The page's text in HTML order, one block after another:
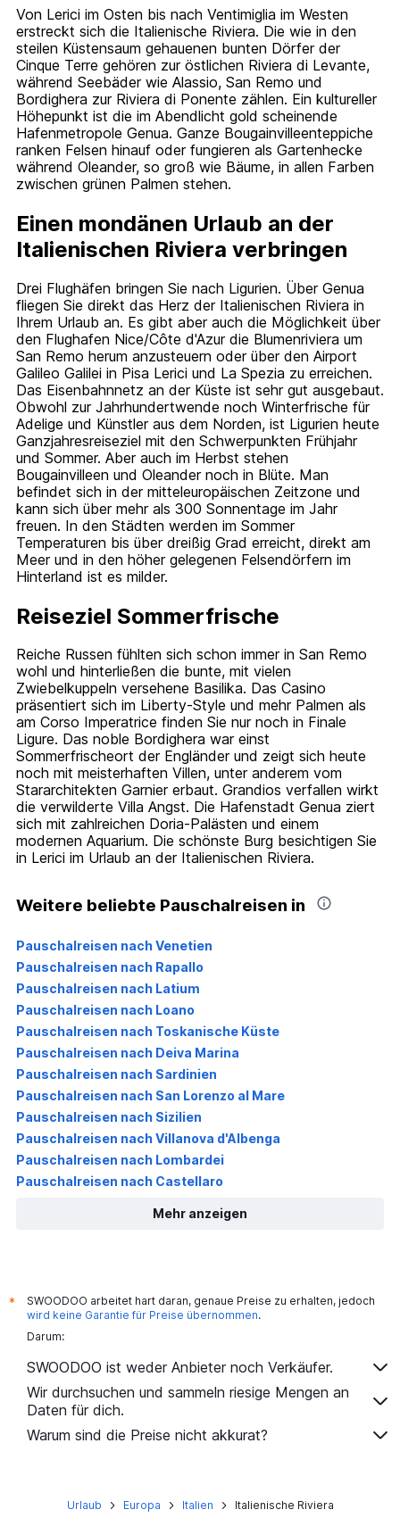
Von Lerici im Osten bis nach Ventimiglia im Westen
erstreckt sich die Italienische Riviera. Die wie in den
steilen Küstensaum gehauenen bunten Dörfer der
Cinque Terre gehören zur östlichen Riviera di Levante,
während Seebäder wie Alassio, San Remo und
Bordighera zur Riviera di Ponente zählen. Ein kultureller
Höhepunkt ist die im Abendlicht gold scheinende
Hafenmetropole Genua. Ganze Bougainvilleenteppiche
ranken Felsen hinauf oder fungieren als Gartenhecke
während Oleander, so groß wie Bäume, in allen Farben
zwischen grünen Palmen stehen.
Einen mondänen Urlaub an der
Italienischen Riviera verbringen
Drei Flughäfen bringen Sie nach Ligurien. Über Genua
fliegen Sie direkt das Herz der Italienischen Riviera in
Ihrem Urlaub an. Es gibt aber auch die Möglichkeit über
den Flughafen Nice/Côte d'Azur die Blumenriviera um
San Remo herum anzusteuern oder über den Airport
Galileo Galilei in Pisa Lerici und La Spezia zu erreichen.
Das Eisenbahnnetz an der Küste ist sehr gut ausgebaut.
Obwohl zur Jahrhundertwende noch Winterfrische für
Adelige und Künstler aus dem Norden, ist Ligurien heute
Ganzjahresreiseziel mit den Schwerpunkten Frühjahr
und Sommer. Aber auch im Herbst stehen
Bougainvilleen und Oleander noch in Blüte. Man
befindet sich in der mitteleuropäischen Zeitzone und
kann sich über mehr als 300 Sonnentage im Jahr
freuen. In den Städten werden im Sommer
Temperaturen bis über dreißig Grad erreicht, direkt am
Meer und in den höher gelegenen Felsendörfern im
Hinterland ist es milder.
Reiseziel Sommerfrische
Reiche Russen fühlten sich schon immer in San Remo
wohl und hinterließen die bunte, mit vielen
Zwiebelkuppeln versehene Basilika. Das Casino
präsentiert sich im Liberty-Style und mehr Palmen als
am Corso Imperatrice finden Sie nur noch in Finale
Ligure. Das noble Bordighera war einst
Sommerfrischeort der Engländer und zeigt sich heute
noch mit meisterhaften Villen, unter anderem vom
Stararchitekten Garnier erbaut. Grandios verfallen wirkt
die verwilderte Villa Angst. Die Hafenstadt Genua ziert
sich mit zahlreichen Doria-Palästen und einem
modernen Aquarium. Die schönste Burg besichtigen Sie
in Lerici im Urlaub an der Italienischen Riviera.
Weitere beliebte Pauschalreisen in
Pauschalreisen nach Venetien
Pauschalreisen nach Rapallo
Pauschalreisen nach Latium
Pauschalreisen nach Loano
Pauschalreisen nach Toskanische Küste
Pauschalreisen nach Deiva Marina
Pauschalreisen nach Sardinien
Pauschalreisen nach San Lorenzo al Mare
Pauschalreisen nach Sizilien
Pauschalreisen nach Villanova d'Albenga
Pauschalreisen nach Lombardei
Pauschalreisen nach Castellaro
Mehr anzeigen
*
SWOODOO arbeitet hart daran, genaue Preise zu erhalten, jedoch
wird keine Garantie für Preise übernommen.
Darum:
SWOODOO ist weder Anbieter noch Verkäufer.
Wir durchsuchen und sammeln riesige Mengen an
Daten für dich.
Warum sind die Preise nicht akkurat?
Urlaub Europa Italien Italienische Riviera